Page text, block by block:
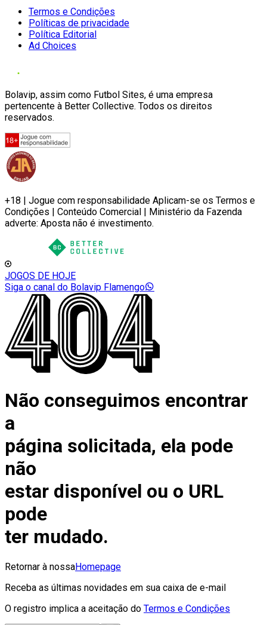
Termos e Condições
Políticas de privacidade
Política Editorial
Ad Choices
Bolavip, assim como Futbol Sites, é uma empresa
pertencente à Better Collective. Todos os direitos
reservados.
+18 | Jogue com responsabilidade Aplicam-se os Termos e
Condições | Conteúdo Comercial | Ministério da Fazenda
adverte: Aposta não é investimento.
JOGOS DE HOJE
Siga o canal do Bolavip Flamengo
Não conseguimos encontrar
a
página solicitada, ela pode
não
estar disponível ou o URL
pode
ter mudado.
Retornar à nossaHomepage
Receba as últimas novidades em sua caixa de e-mail
O registro implica a aceitação do Termos e Condições